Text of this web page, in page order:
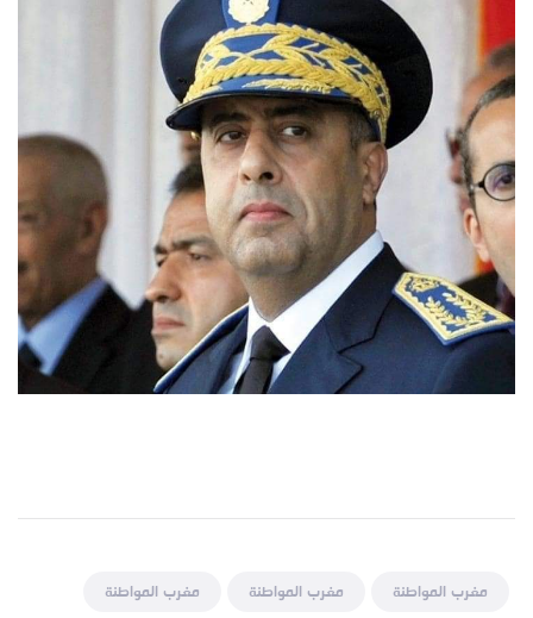
مغرب المواطنة مغرب المواطنة
مغرب المواطنة